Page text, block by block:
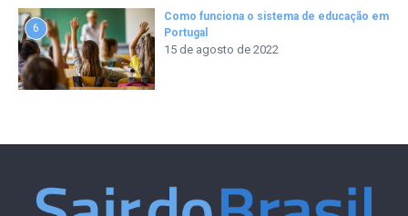
6
Como funciona o sistema de educação em
Portugal
15 de agosto de 2022